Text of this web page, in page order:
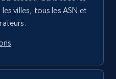
villes, tous les ASN et